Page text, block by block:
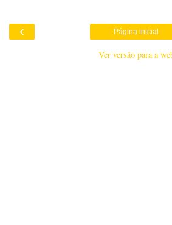
‹ Página inicial
Ver versão para a